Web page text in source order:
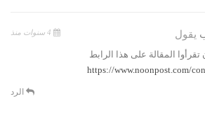
يقول
تقرأوا المقالة على هذا الرابط
https://www.noonpost.com/
الرد